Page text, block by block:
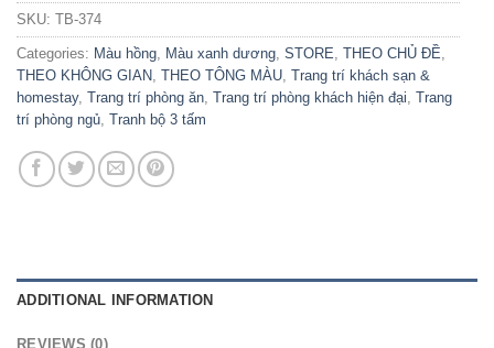
SKU: TB-374
Categories: Màu hồng, Màu xanh dương, STORE, THEO CHỦ ĐỀ,
THEO KHÔNG GIAN, THEO TÔNG MÀU, Trang trí khách sạn &
homestay, Trang trí phòng ăn, Trang trí phòng khách hiện đại, Trang
trí phòng ngủ, Tranh bộ 3 tấm
ADDITIONAL INFORMATION
REVIEWS (0)